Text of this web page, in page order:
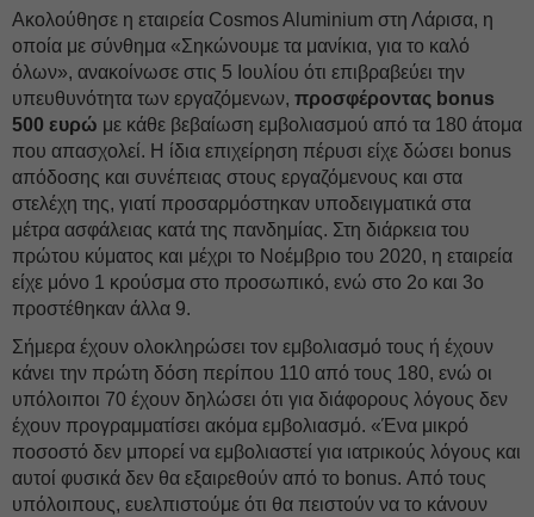
Ακολούθησε η εταιρεία Cosmos Aluminium στη Λάρισα, η
οποία με σύνθημα «Σηκώνουμε τα μανίκια, για το καλό
όλων», ανακοίνωσε στις 5 Ιουλίου ότι επιβραβεύει την
υπευθυνότητα των εργαζόμενων, προσφέροντας bonus
500 ευρώ με κάθε βεβαίωση εμβολιασμού από τα 180 άτομα
που απασχολεί. Η ίδια επιχείρηση πέρυσι είχε δώσει bonus
απόδοσης και συνέπειας στους εργαζόμενους και στα
στελέχη της, γιατί προσαρμόστηκαν υποδειγματικά στα
μέτρα ασφάλειας κατά της πανδημίας. Στη διάρκεια του
πρώτου κύματος και μέχρι το Νοέμβριο του 2020, η εταιρεία
είχε μόνο 1 κρούσμα στο προσωπικό, ενώ στο 2ο και 3ο
προστέθηκαν άλλα 9.
Σήμερα έχουν ολοκληρώσει τον εμβολιασμό τους ή έχουν
κάνει την πρώτη δόση περίπου 110 από τους 180, ενώ οι
υπόλοιποι 70 έχουν δηλώσει ότι για διάφορους λόγους δεν
έχουν προγραμματίσει ακόμα εμβολιασμό. «Ένα μικρό
ποσοστό δεν μπορεί να εμβολιαστεί για ιατρικούς λόγους και
αυτοί φυσικά δεν θα εξαιρεθούν από το bonus. Από τους
υπόλοιπους, ευελπιστούμε ότι θα πειστούν να το κάνουν